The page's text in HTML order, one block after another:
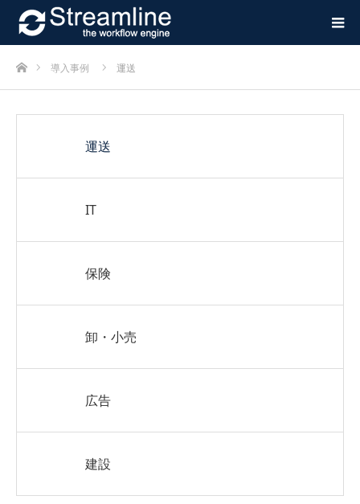
ホーム導入事例 運送
運送
IT
保険
卸・小売
広告
建設